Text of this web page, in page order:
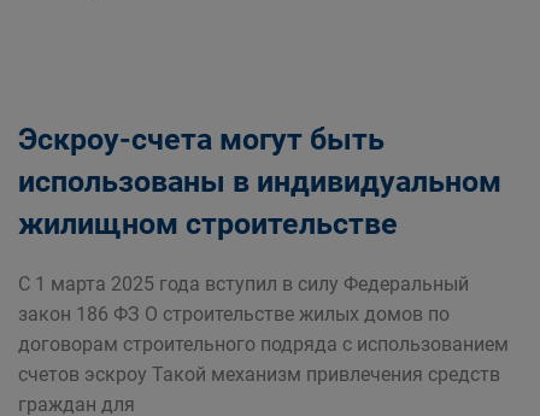
Эскроу-счета могут быть
использованы в индивидуальном
жилищном строительстве
С 1 марта 2025 года вступил в силу Федеральный
закон 186 ФЗ О строительстве жилых домов по
договорам строительного подряда с использованием
счетов эскроу Такой механизм привлечения средств
граждан для